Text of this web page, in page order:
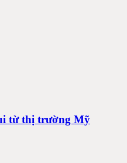
từ thị trường Mỹ